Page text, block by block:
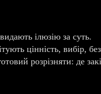
ілюзію за суть.
цінність, вибір,
розрізняти: де